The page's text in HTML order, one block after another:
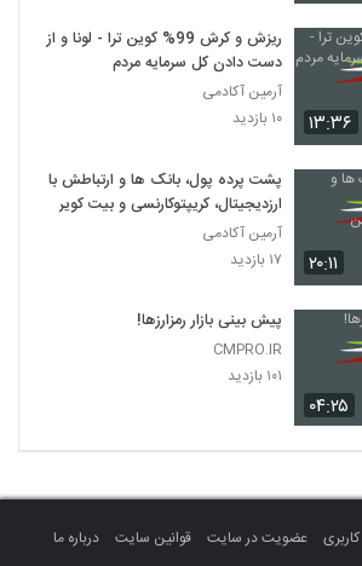
۱۳:۳۶
ریزش و کرش 99% کوین ترا - لونا و از
دست دادن کل سرمایه مردم
آرمین آکادمی
۱۰ بازدید
۲۰:۱۱
پشت پرده پول، بانک ها و ارتباطش با
ارزدیجیتال، کریپتوکارنسی و بیت کوین
آرمین آکادمی
۱۷ بازدید
۰۴:۲۵
پیش بینی بازار رمزارزها!
CMPRO.IR
۱۰۱ بازدید
عضویت در سایت قوانین سایت
درباره ما